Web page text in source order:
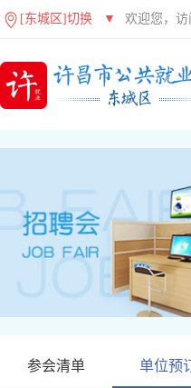
[东城区]切换 ▼ 欢迎您，访
参会清单 单位预